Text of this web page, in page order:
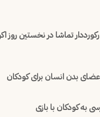
تماشا در نخستین روز
بدن انسان برای کودکان
به کودکان با بازی